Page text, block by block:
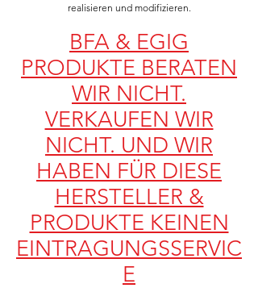
realisieren und modifizieren.
BFA & EGIG
PRODUKTE BERATEN
WIR NICHT.
VERKAUFEN WIR
NICHT. UND WIR
HABEN FÜR DIESE
HERSTELLER &
PRODUKTE KEINEN
EINTRAGUNGSSERVIC
E